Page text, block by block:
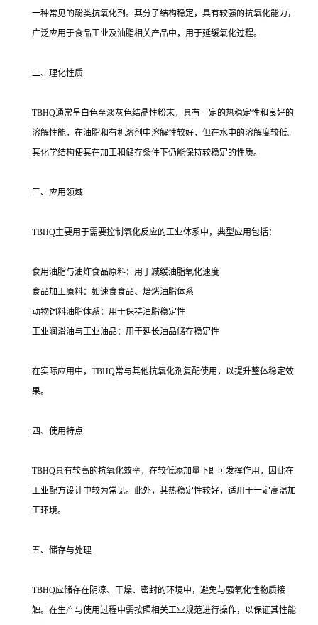
一种常见的酚类抗氧化剂。其分子结构稳定，具有较强的抗氧化能力，
广泛应用于食品工业及油脂相关产品中，用于延缓氧化过程。
二、理化性质
TBHQ通常呈白色至淡灰色结晶性粉末，具有一定的热稳定性和良好的
溶解性能，在油脂和有机溶剂中溶解性较好，但在水中的溶解度较低。
其化学结构使其在加工和储存条件下仍能保持较稳定的性质。
三、应用领域
TBHQ主要用于需要控制氧化反应的工业体系中，典型应用包括：
食用油脂与油炸食品原料：用于减缓油脂氧化速度
食品加工原料：如速食食品、焙烤油脂体系
动物饲料油脂体系：用于保持油脂稳定性
工业润滑油与工业油品：用于延长油品储存稳定性
在实际应用中，TBHQ常与其他抗氧化剂复配使用，以提升整体稳定效
果。
四、使用特点
TBHQ具有较高的抗氧化效率，在较低添加量下即可发挥作用，因此在
工业配方设计中较为常见。此外，其热稳定性较好，适用于一定高温加
工环境。
五、储存与处理
TBHQ应储存在阴凉、干燥、密封的环境中，避免与强氧化性物质接
触。在生产与使用过程中需按照相关工业规范进行操作，以保证其性能